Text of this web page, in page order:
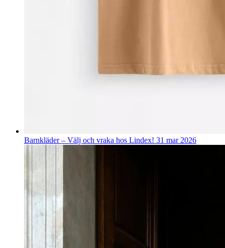
Barnkläder – Välj och vraka hos Lindex! 31 mar 2026